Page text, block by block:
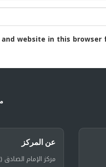
and website in this
عن المركز
مركز الإمام الصادق